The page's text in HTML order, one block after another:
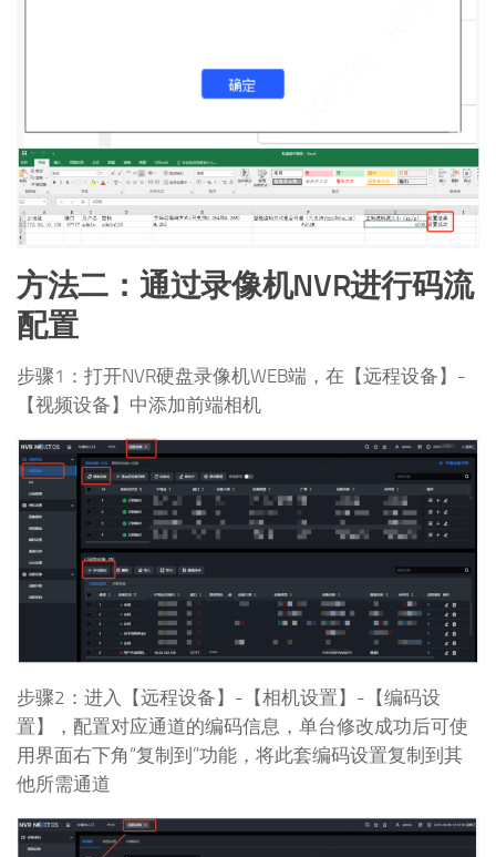
方法二：通过录像机NVR进行码流
配置
步骤1：打开NVR硬盘录像机WEB端，在【远程设备】-
【视频设备】中添加前端相机
步骤2：进入【远程设备】-【相机设置】-【编码设
置】，配置对应通道的编码信息，单台修改成功后可使
用界面右下角“复制到”功能，将此套编码设置复制到其
他所需通道